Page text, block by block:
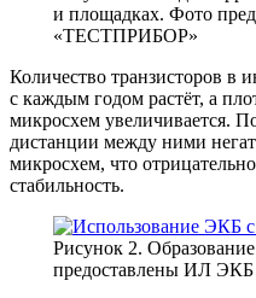
и площадках. Фото
«ТЕСТПРИБОР»
Количество транзисторов в
с каждым годом растёт, а
микросхем увеличивается.
дистанции между ними
микросхем, что
стабильность.
Рисунок 2.
предоставлены ИЛ